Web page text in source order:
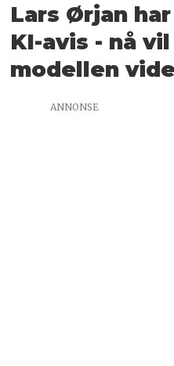
Lars Ørjan
KI-avis - nå
modellen
ANNONSE